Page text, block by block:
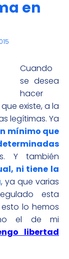
en
Cuando
se desea
hacer
existe, a la
legítimas. Ya
mínimo que
Y también
ni tiene la
, ya que varias
esta
lo hemos
el de mi
libertad